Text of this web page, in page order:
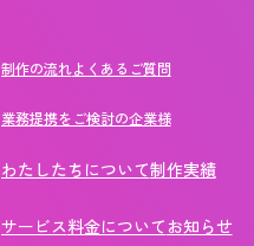
制作の流れよくあるご質問
業務提携をご検討の企業様
わたしたちについて制作実績
サービス料金について お知らせ